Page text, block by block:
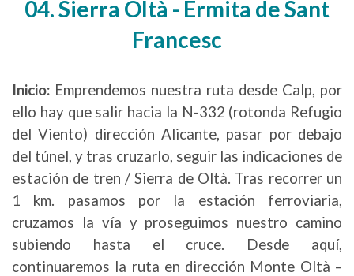
04. Sierra Oltà - Ermita de Sant
Francesc
Inicio: Emprendemos nuestra ruta desde Calp, por
ello hay que salir hacia la N-332 (rotonda Refugio
del Viento) dirección Alicante, pasar por debajo
del túnel, y tras cruzarlo, seguir las indicaciones de
estación de tren / Sierra de Oltà. Tras recorrer un
1 km. pasamos por la estación ferroviaria,
cruzamos la vía y proseguimos nuestro camino
subiendo hasta el cruce. Desde aquí,
continuaremos la ruta en dirección Monte Oltà –